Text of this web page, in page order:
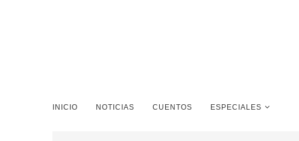
INICIO NOTICIAS CUENTOS ESPECIALES